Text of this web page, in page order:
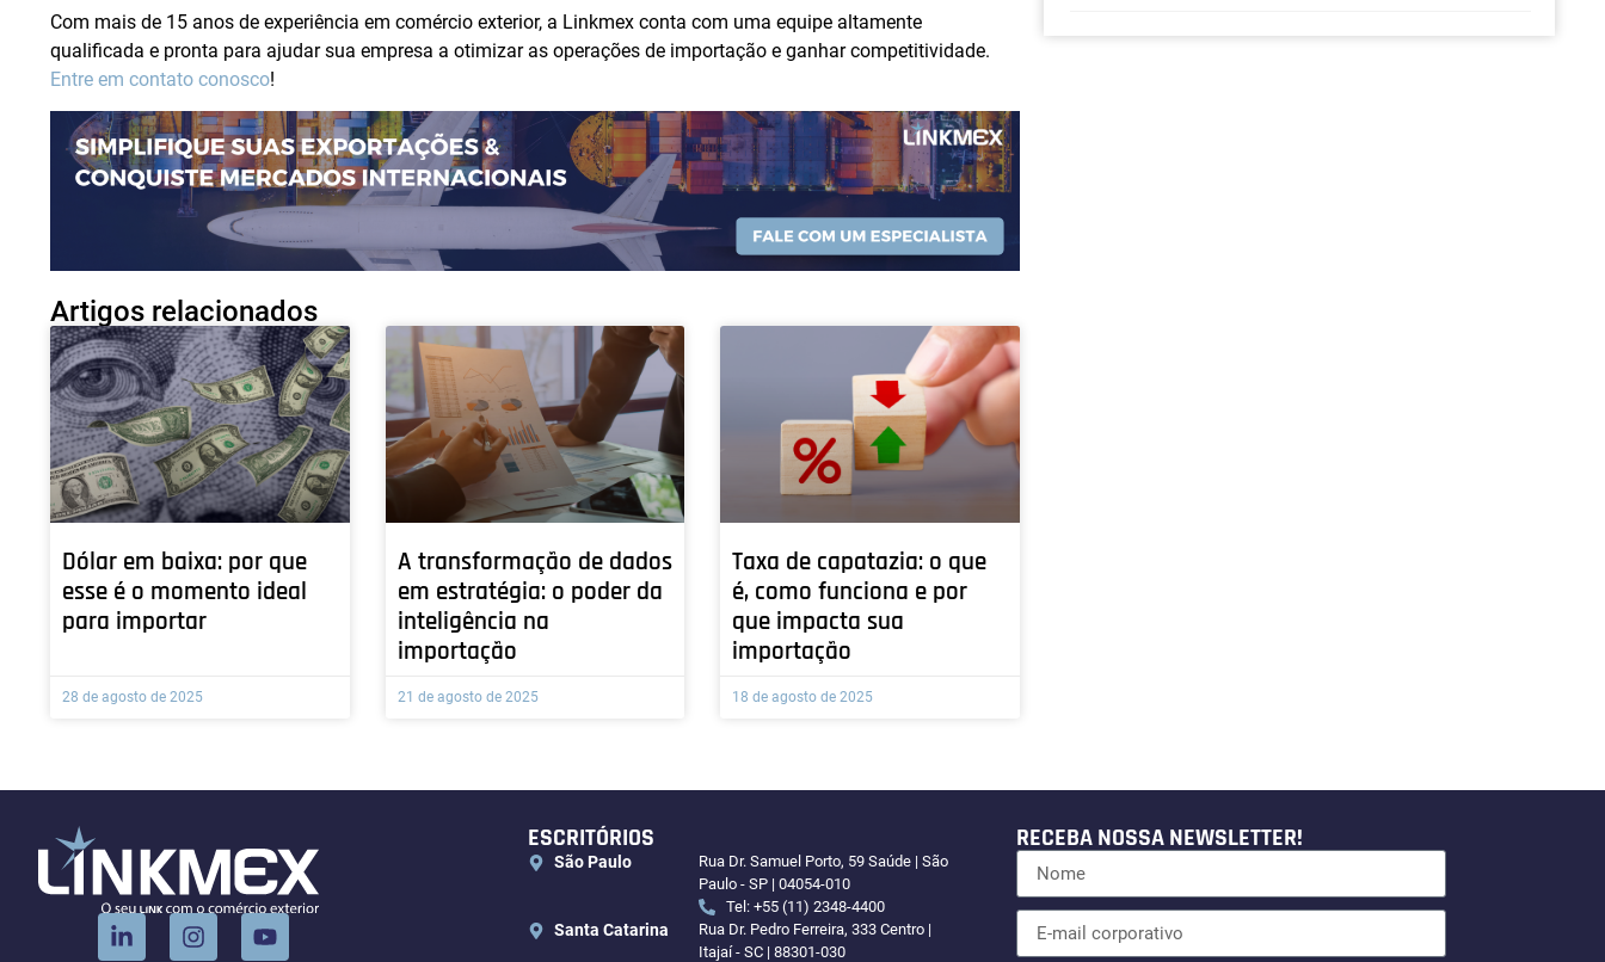
Com mais de 15 anos de experiência em comércio exterior, a Linkmex conta com uma equipe altamente
qualificada e pronta para ajudar sua empresa a otimizar as operações de importação e ganhar competitividade.
Entre em contato conosco!
Artigos relacionados
Dólar em baixa: por que
esse é o momento ideal
para importar
28 de agosto de 2025
A transformação de dados
em estratégia: o poder da
inteligência na
importação
21 de agosto de 2025
Taxa de capatazia: o que
é, como funciona e por
que impacta sua
importação
18 de agosto de 2025
ESCRITÓRIOS
São Paulo
Rua Dr. Samuel Porto, 59 Saúde | São
Paulo - SP | 04054-010
Tel: +55 (11) 2348-4400
Santa Catarina
Rua Dr. Pedro Ferreira, 333 Centro |
Itajaí - SC | 88301-030
RECEBA NOSSA NEWSLETTER!